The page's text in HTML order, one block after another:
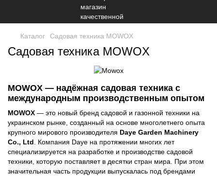
Каталог Садовая техника MOWOX
Садовая техника MOWOX
MOWOX — надёжная садовая техника с
международным производственным опытом
MOWOX — это новый бренд садовой и газонной техники на
украинском рынке, созданный на основе многолетнего опыта
крупного мирового производителя Daye Garden Machinery
Co., Ltd . Компания Daye на протяжении многих лет
специализируется на разработке и производстве садовой
техники, которую поставляет в десятки стран мира. При этом
значительная часть продукции выпускалась под брендами